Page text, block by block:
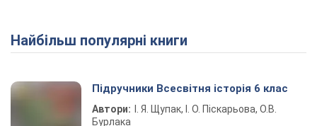
Найбільш популярні книги
Підручники Всесвітня історія 6 клас
Автори:
І. Я. Щупак, І. О. Піскарьова, О.В.
Бурлака